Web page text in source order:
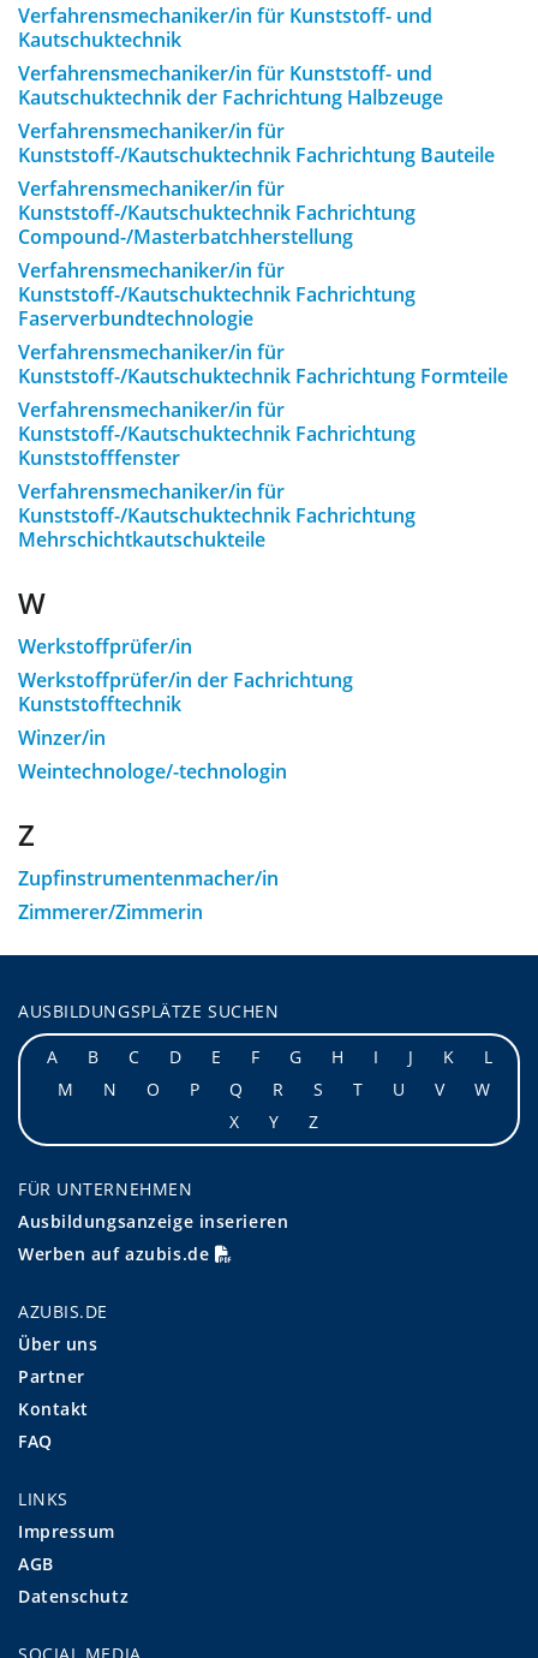
Verfahrensmechaniker/in für Kunststoff- und
Kautschuktechnik
Verfahrensmechaniker/in für Kunststoff- und
Kautschuktechnik der Fachrichtung Halbzeuge
Verfahrensmechaniker/in für
Kunststoff-/Kautschuktechnik Fachrichtung Bauteile
Verfahrensmechaniker/in für
Kunststoff-/Kautschuktechnik Fachrichtung
Compound-/Masterbatchherstellung
Verfahrensmechaniker/in für
Kunststoff-/Kautschuktechnik Fachrichtung
Faserverbundtechnologie
Verfahrensmechaniker/in für
Kunststoff-/Kautschuktechnik Fachrichtung Formteile
Verfahrensmechaniker/in für
Kunststoff-/Kautschuktechnik Fachrichtung
Kunststofffenster
Verfahrensmechaniker/in für
Kunststoff-/Kautschuktechnik Fachrichtung
Mehrschichtkautschukteile
W
Werkstoffprüfer/in
Werkstoffprüfer/in der Fachrichtung
Kunststofftechnik
Winzer/in
Weintechnologe/-technologin
Z
Zupfinstrumentenmacher/in
Zimmerer/Zimmerin
AUSBILDUNGSPLÄTZE SUCHEN
A
B C D E F G H I J K
L
M
N O P Q R S T U V
W
X
Y Z
FÜR UNTERNEHMEN
Ausbildungsanzeige inserieren
Werben auf azubis.de
AZUBIS.DE
Über uns
Partner
Kontakt
FAQ
LINKS
Impressum
AGB
Datenschutz